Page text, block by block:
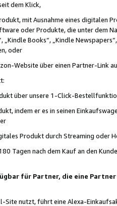
dem Klick,
mit Ausnahme eines digitalen
oder Produkte, die unter dem
„Kindle Books“, „Kindle
oder
Website über einen Partner-Link
über unsere 1-Click-
indem er es in seinen
Produkt durch Streaming oder
Tagen nach dem Kauf an den
für Partner, die eine
Site nutzt, führt eine Alexa-